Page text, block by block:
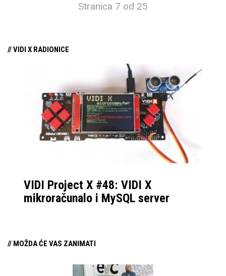
Stranica 7 od 25
// VIDI X RADIONICE
VIDI Project X #48: VIDI X
mikroračunalo i MySQL server
// MOŽDA ĆE VAS ZANIMATI